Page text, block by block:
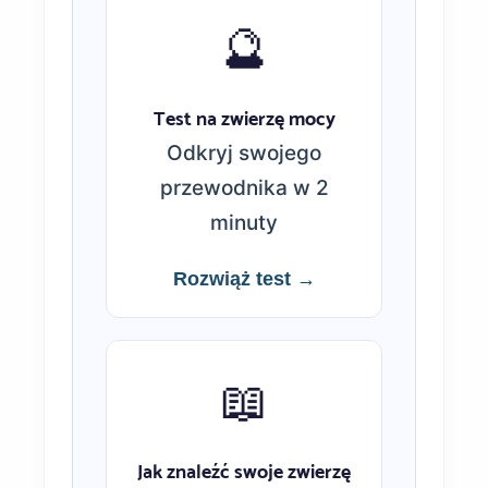
🔮
Test na zwierzę mocy
Odkryj swojego
przewodnika w 2
minuty
Rozwiąż test →
📖
Jak znaleźć swoje zwierzę